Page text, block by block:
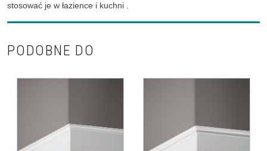
stosować je w łazience i kuchni .
PODOBNE DO